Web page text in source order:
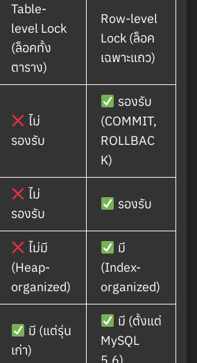
Table-
level Lock
(ล็อคทั้ง
ตาราง)
Row-level
Lock (ล็อค
เฉพาะแถว)
ไม่
รองรับ
รองรับ
(COMMIT,
ROLLBAC
K)
ไม่
รองรับ
รองรับ
ไม่มี
(Heap-
organized)
มี
(Index-
organized)
มี (แต่รุ่น
เก่า)
มี (ตั้งแต่
MySQL